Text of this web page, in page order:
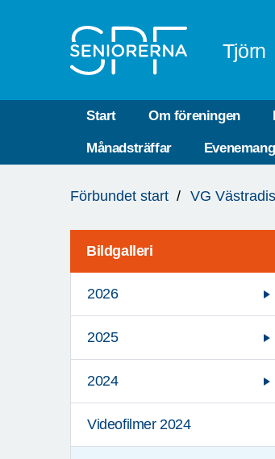
Tjörn
Start Om föreningen
Månadsträffar Evenemang
är
Förbundet start VG
Bildgalleri
2026
2025
2024
Videofilmer 2024